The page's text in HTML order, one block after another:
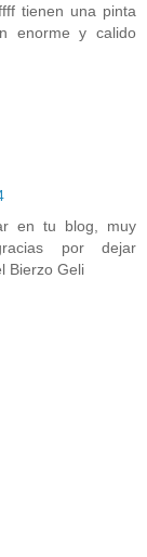
tienen una pinta
enorme y calido
en tu blog, muy
por dejar
Bierzo Geli